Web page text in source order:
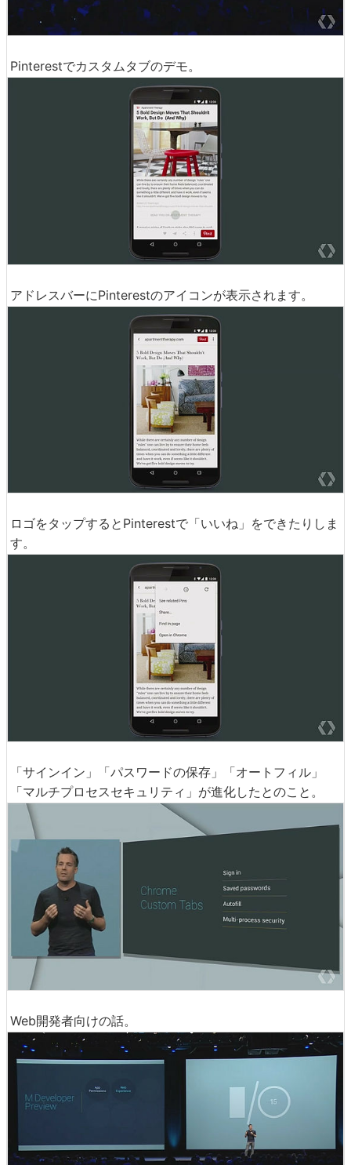
Pinterestでカスタムタブのデモ。
アドレスバーにPinterestのアイコンが表示されます。
ロゴをタップするとPinterestで「いいね」をできたりしま
す。
「サインイン」「パスワードの保存」「オートフィル」
「マルチプロセスセキュリティ」が進化したとのこと。
Web開発者向けの話。